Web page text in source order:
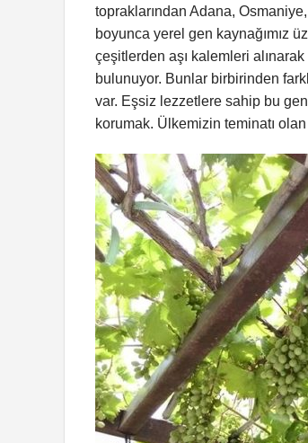
topraklarından Adana,
boyunca yerel gen kaynağımız
çeşitlerden aşı kalemleri
bulunuyor. Bunlar birbirinden
var. Eşsiz lezzetlere sahip bu gen
korumak. Ülkemizin teminatı